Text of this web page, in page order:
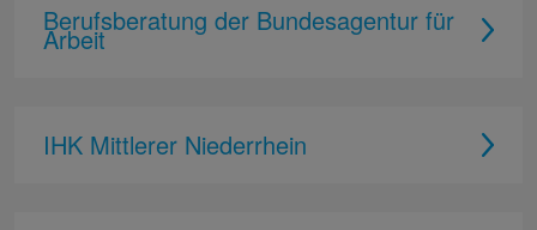
Berufsberatung der Bundesagentur für
Arbeit
IHK Mittlerer Niederrhein